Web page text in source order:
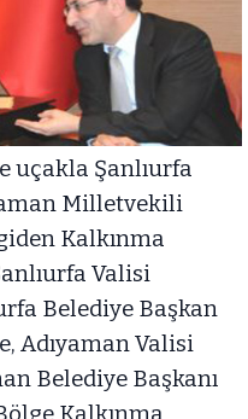
uçakla Şanlıurfa
Milletvekili
Kalkınma
Valisi
Belediye Başkan
Adıyaman Valisi
Belediye Başkanı